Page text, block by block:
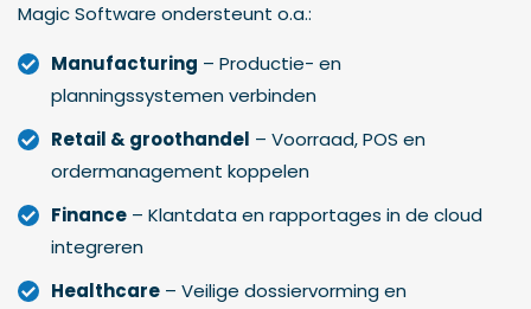
Magic Software ondersteunt o.a.:
Manufacturing – Productie- en
planningssystemen verbinden
Retail & groothandel – Voorraad, POS en
ordermanagement koppelen
Finance – Klantdata en rapportages in de cloud
integreren
Healthcare – Veilige dossiervorming en